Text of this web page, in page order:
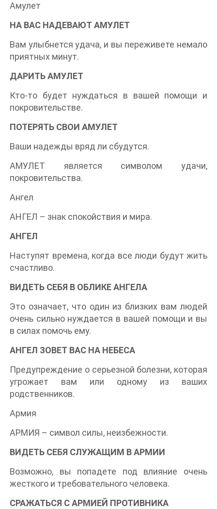
Амулет
НА ВАС НАДЕВАЮТ АМУЛЕТ
Вам улыбнется удача, и вы переживете немало
приятных минут.
ДАРИТЬ АМУЛЕТ
Кто-то будет нуждаться в вашей помощи и
покровительстве.
ПОТЕРЯТЬ СВОИ АМУЛЕТ
Ваши надежды вряд ли сбудутся.
АМУЛЕТ является символом удачи,
покровительства.
Ангел
АНГЕЛ – знак спокойствия и мира.
АНГЕЛ
Наступят времена, когда все люди будут жить
счастливо.
ВИДЕТЬ СЕБЯ В ОБЛИКЕ АНГЕЛА
Это означает, что один из близких вам людей
очень сильно нуждается в вашей помощи и вы
в силах помочь ему.
АНГЕЛ ЗОВЕТ ВАС НА НЕБЕСА
Предупреждение о серьезной болезни, которая
угрожает вам или одному из ваших
родственников.
Армия
АРМИЯ – символ силы, неизбежности.
ВИДЕТЬ СЕБЯ СЛУЖАЩИМ В АРМИИ
Возможно, вы попадете под влияние очень
жесткого и требовательного человека.
СРАЖАТЬСЯ С АРМИЕЙ ПРОТИВНИКА